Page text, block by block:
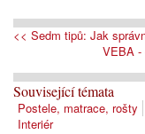
<< Sedm tipů: Jak
VEBA -
Související témata
Postele, matrace, rošty
Interiér